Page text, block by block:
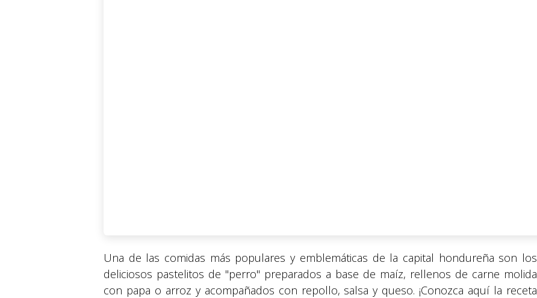
Una de las comidas más populares y emblemáticas de la capital hondureña son los
deliciosos pastelitos de "perro" preparados a base de maíz, rellenos de carne molida
con papa o arroz y acompañados con repollo, salsa y queso. ¡Conozca aquí la receta